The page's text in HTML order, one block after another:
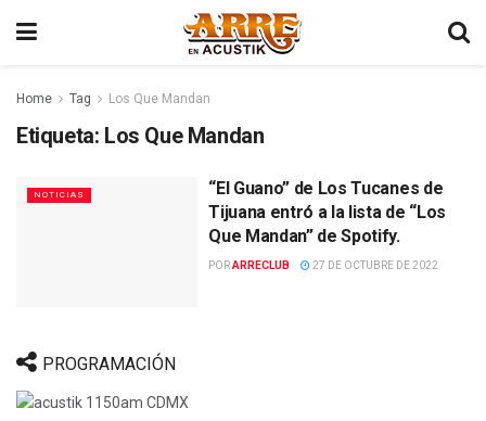
Home Tag Los Que Mandan
Etiqueta: Los Que Mandan
NOTICIAS
“El Guano” de Los Tucanes de
Tijuana entró a la lista de “Los
Que Mandan” de Spotify.
PORARRECLUB 27 DE OCTUBRE DE 2022
PROGRAMACIÓN